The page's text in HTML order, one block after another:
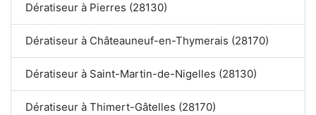
Dératiseur à Pierres (28130)
Dératiseur à Châteauneuf-en-Thymerais (28170)
Dératiseur à Saint-Martin-de-Nigelles (28130)
Dératiseur à Thimert-Gâtelles (28170)